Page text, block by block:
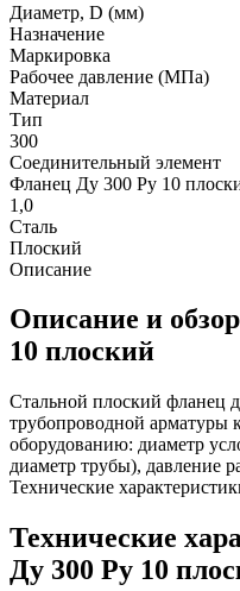
Диаметр, D (мм)
Назначение
Маркировка
Рабочее давление (МПа)
Материал
Тип
300
Соединительный элемент
Фланец Ду 300 Ру 10
1,0
Сталь
Плоский
Описание
Описание и
10 плоский
Стальной плоский фланец
трубопроводной арматуры
оборудованию: диаметр
диаметр трубы), давление
Технические
Технические
Ду 300 Ру 10